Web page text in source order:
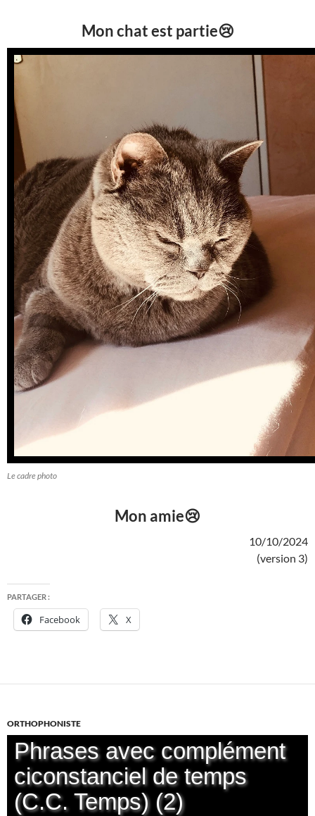
Mon chat est partie😢
Le cadre photo
Mon amie😢
10/10/2024
(version 3)
PARTAGER :
Facebook X
ORTHOPHONISTE
Phrases avec complément
ciconstanciel de temps
(C.C. Temps) (2)